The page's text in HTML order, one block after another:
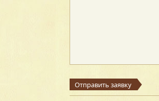
Отправить заявку